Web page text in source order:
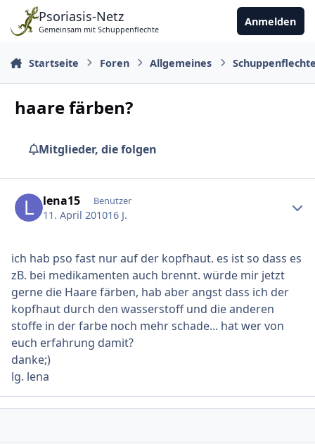
Zu Inhalt springen
Psoriasis-Netz
Gemeinsam mit Schuppenflechte
Anmelden
Startseite Foren Allgemeines
haare färben?
Mitglieder, die folgen
lena15 Benutzer
11. April 201016 J.
ich hab pso fast nur auf der kopfhaut. es ist so dass es
zB. bei medikamenten auch brennt. würde mir jetzt
gerne die Haare färben, hab aber angst dass ich der
kopfhaut durch den wasserstoff und die anderen
stoffe in der farbe noch mehr schade... hat wer von
euch erfahrung damit?
danke;)
lg. lena